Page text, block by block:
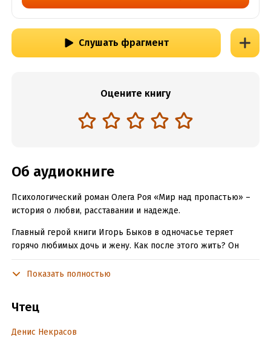
Слушать фрагмент
Оцените книгу
Об аудиокниге
Психологический роман Олега Роя «Мир над пропастью» –
история о любви, расставании и надежде.
Главный герой книги Игорь Быков в одночасье теряет
горячо любимых дочь и жену. Как после этого жить? Он
попытаться снова научиться жить. В самой безнадежной
шанс нужно еще побороться.
Показать полностью
Чтец
Денис Некрасов